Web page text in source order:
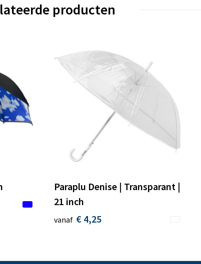
producten
Paraplu Denise | Transparant |
21 inch
vanaf € 4,25